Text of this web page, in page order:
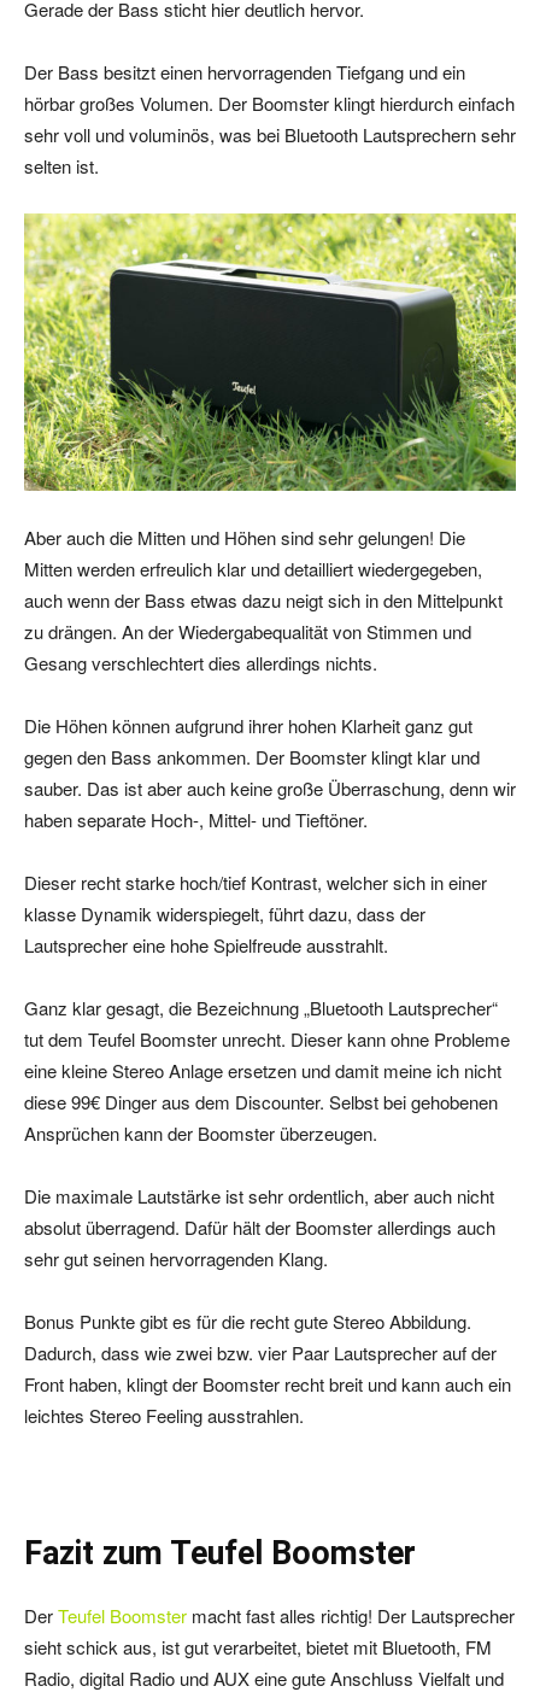
Gerade der Bass sticht hier deutlich hervor.
Der Bass besitzt einen hervorragenden Tiefgang und ein
hörbar großes Volumen. Der Boomster klingt hierdurch einfach
sehr voll und voluminös, was bei Bluetooth Lautsprechern sehr
selten ist.
Aber auch die Mitten und Höhen sind sehr gelungen! Die
Mitten werden erfreulich klar und detailliert wiedergegeben,
auch wenn der Bass etwas dazu neigt sich in den Mittelpunkt
zu drängen. An der Wiedergabequalität von Stimmen und
Gesang verschlechtert dies allerdings nichts.
Die Höhen können aufgrund ihrer hohen Klarheit ganz gut
gegen den Bass ankommen. Der Boomster klingt klar und
sauber. Das ist aber auch keine große Überraschung, denn wir
haben separate Hoch-, Mittel- und Tieftöner.
Dieser recht starke hoch/tief Kontrast, welcher sich in einer
klasse Dynamik widerspiegelt, führt dazu, dass der
Lautsprecher eine hohe Spielfreude ausstrahlt.
Ganz klar gesagt, die Bezeichnung „Bluetooth Lautsprecher“
tut dem Teufel Boomster unrecht. Dieser kann ohne Probleme
eine kleine Stereo Anlage ersetzen und damit meine ich nicht
diese 99€ Dinger aus dem Discounter. Selbst bei gehobenen
Ansprüchen kann der Boomster überzeugen.
Die maximale Lautstärke ist sehr ordentlich, aber auch nicht
absolut überragend. Dafür hält der Boomster allerdings auch
sehr gut seinen hervorragenden Klang.
Bonus Punkte gibt es für die recht gute Stereo Abbildung.
Dadurch, dass wie zwei bzw. vier Paar Lautsprecher auf der
Front haben, klingt der Boomster recht breit und kann auch ein
leichtes Stereo Feeling ausstrahlen.
Fazit zum Teufel Boomster
DerTeufel Boomster macht fast alles richtig! Der Lautsprecher
sieht schick aus, ist gut verarbeitet, bietet mit Bluetooth, FM
Radio, digital Radio und AUX eine gute Anschluss Vielfalt und